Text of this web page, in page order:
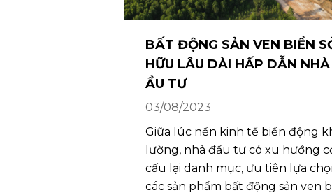
BẤT ĐỘNG SẢN VEN BIỂN
HỮU LÂU DÀI HẤP DẪN
ẦU TƯ
03/08/2023
Giữa lúc nền kinh tế biến động
lường, nhà đầu tư có xu hướng
cấu lại danh mục, ưu tiên lựa
các sản phẩm bất động sản ven